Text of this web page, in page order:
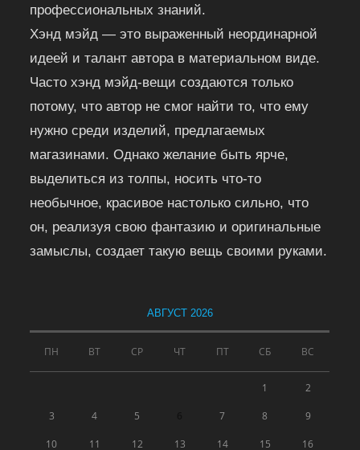
профессиональных знаний.
Хэнд мэйд — это выраженный неординарной
идеей и талант автора в материальном виде.
Часто хэнд мэйд-вещи создаются только
потому, что автор не смог найти то, что ему
нужно среди изделий, предлагаемых
магазинами. Однако желание быть ярче,
выделиться из толпы, носить что-то
необычное, красивое настолько сильно, что
он, реализуя свою фантазию и оригинальные
замыслы, создает такую вещь своими руками.
АВГУСТ 2026
ПН ВТ СР ЧТ ПТ СБ ВС
1 2
3 4 5 7 8 9
10 11 12 13 14 15 16